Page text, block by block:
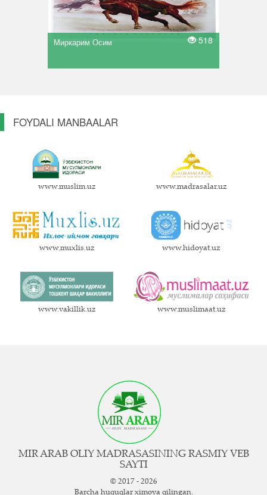
Миркарим Осим 518
FOYDALI MANBAALAR
www.muslim.uz www.madrasalar.uz
www.muxlis.uz www.hidoyat.uz
www.vakillik.uz www.muslimaat.uz
MIR ARAB OLIY MADRASASINING RASMIY VEB
SAYTI
© 2017 - 2026
Barcha huquqlar ximoya qilingan.